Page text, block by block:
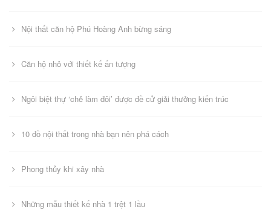
Nội thất căn hộ Phú Hoàng Anh bừng sáng
Căn hộ nhỏ với thiết kế ấn tượng
Ngôi biệt thự ‘chẻ làm đôi’ được đề cử giải thưởng kiến trúc
10 đồ nội thất trong nhà bạn nên phá cách
Phong thủy khi xây nhà
Những mẫu thiết kế nhà 1 trệt 1 lầu